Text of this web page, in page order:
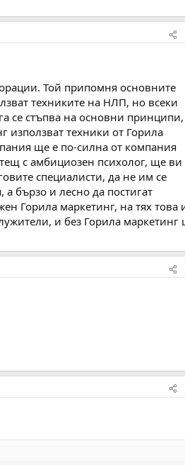
Той припомня основните
техниките на НЛП, но всеки
се стъпва на основни принципи,
използват техники от Горила
ще е по-силна от компания
с амбициозен психолог, ще ви
специалисти, да не им се
бързо и лесно да постигат
Горила маркетинг, на тях това
и без Горила маркетинг